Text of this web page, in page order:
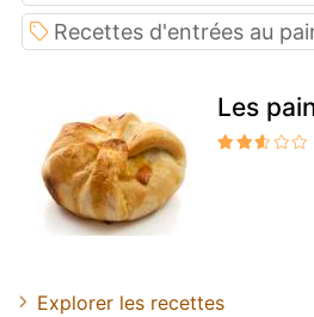
Recettes d'entrées au
Les
Explorer les recettes